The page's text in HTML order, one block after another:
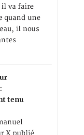
va faire
quand une
il nous
tenu
X publié